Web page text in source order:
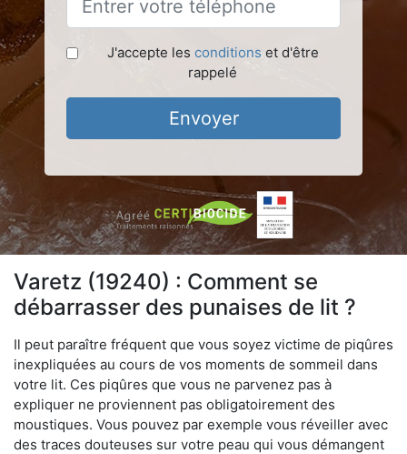
J'accepte les conditions et d'être
rappelé
Envoyer
Varetz (19240) : Comment se
débarrasser des punaises de lit ?
Il peut paraître fréquent que vous soyez victime de piqûres
inexpliquées au cours de vos moments de sommeil dans
votre lit. Ces piqûres que vous ne parvenez pas à
expliquer ne proviennent pas obligatoirement des
moustiques. Vous pouvez par exemple vous réveiller avec
des traces douteuses sur votre peau qui vous démangent